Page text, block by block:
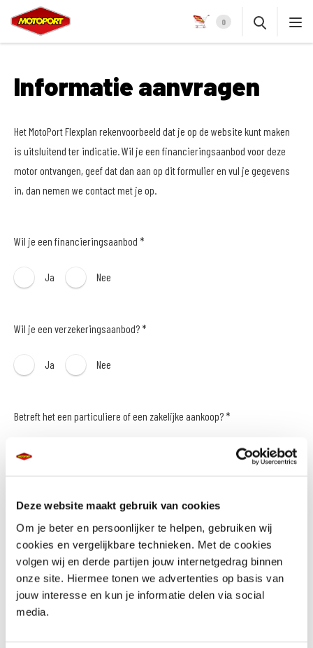
Deze website maakt gebruik van cookies
Om je beter en persoonlijker te helpen, gebruiken wij
cookies en vergelijkbare technieken. Met de cookies
volgen wij en derde partijen jouw internetgedrag binnen
onze site. Hiermee tonen we advertenties op basis van
jouw interesse en kun je informatie delen via social
media.
0
Informatie aanvragen
Het MotoPort Flexplan rekenvoorbeeld dat je op de website kunt maken
is uitsluitend ter indicatie. Wil je een financieringsaanbod voor deze
motor ontvangen, geef dat dan aan op dit formulier en vul je gegevens
in, dan nemen we contact met je op.
Wil je een financieringsaanbod *
Ja Nee
Wil je een verzekeringsaanbod? *
Ja Nee
Betreft het een particuliere of een zakelijke aankoop? *
E-mailadres *